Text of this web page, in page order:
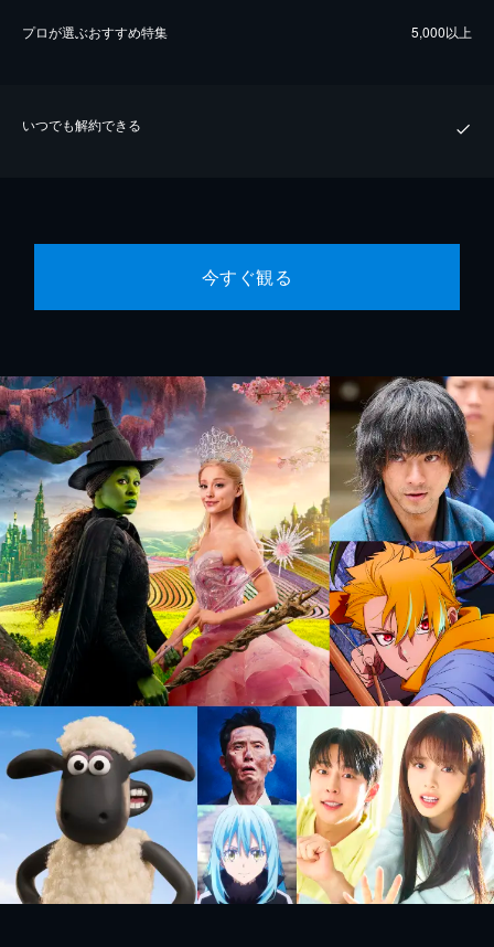
プロが選ぶおすすめ特集 5,000以上
いつでも解約できる
今すぐ観る